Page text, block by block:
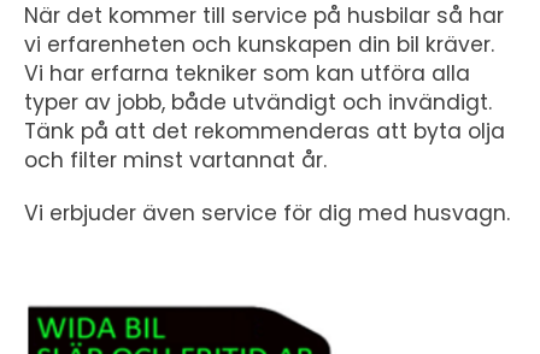
När det kommer till service på husbilar så har
vi erfarenheten och kunskapen din bil kräver.
Vi har erfarna tekniker som kan utföra alla
typer av jobb, både utvändigt och invändigt.
Tänk på att det rekommenderas att byta olja
och filter minst vartannat år.
Vi erbjuder även service för dig med husvagn.